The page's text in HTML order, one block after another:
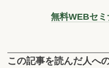
無料WEBセミ
この記事を読んだ人へ